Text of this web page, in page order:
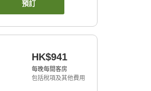
預訂
HK$941
每晚每間客房
包括稅項及其他費用